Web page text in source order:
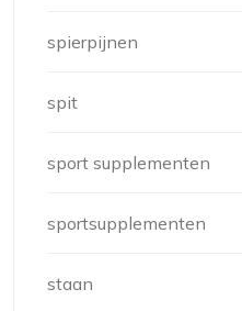
spierpijnen
spit
sport supplementen
sportsupplementen
staan